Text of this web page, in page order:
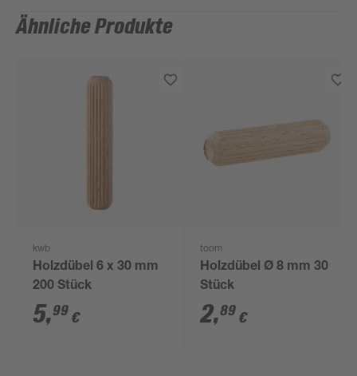
Ähnliche Produkte
kwb
Holzdübel 6 x 30 mm
200 Stück
5,99 €
toom
Holzdübel Ø 8 mm 30
Stück
2,89 €